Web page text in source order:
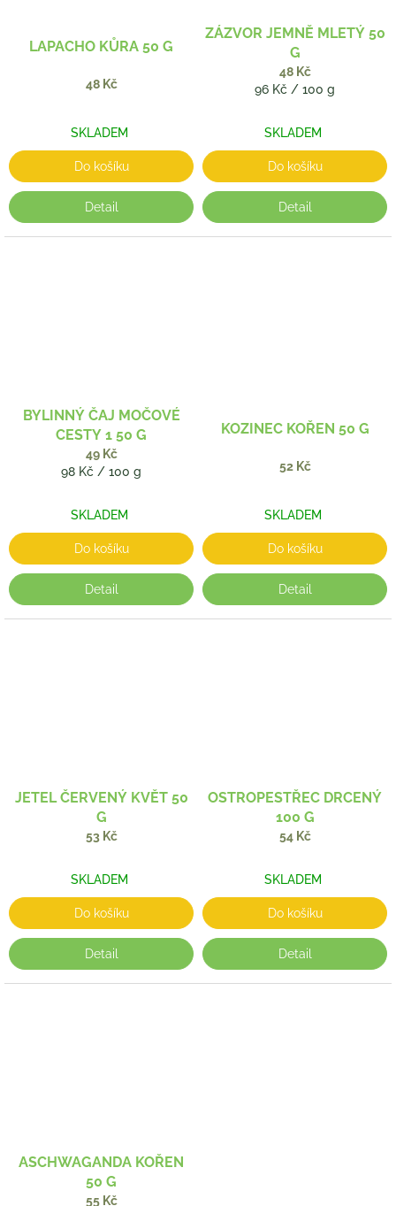
LAPACHO KŮRA 50 G
48 Kč
SKLADEM
Do košíku
Detail
ZÁZVOR JEMNĚ MLETÝ 50
G
48 Kč
Měrná
96 Kč / 100 g
SKLADEM
Do košíku
Detail
BYLINNÝ ČAJ MOČOVÉ
CESTY 1 50 G
49 Kč
Měrná
98 Kč / 100 g
SKLADEM
Do košíku
Detail
KOZINEC KOŘEN 50 G
52 Kč
SKLADEM
Do košíku
Detail
JETEL ČERVENÝ KVĚT 50
G
53 Kč
SKLADEM
Do košíku
Detail
OSTROPESTŘEC DRCENÝ
100 G
54 Kč
SKLADEM
Do košíku
Detail
ASCHWAGANDA KOŘEN
50 G
55 Kč